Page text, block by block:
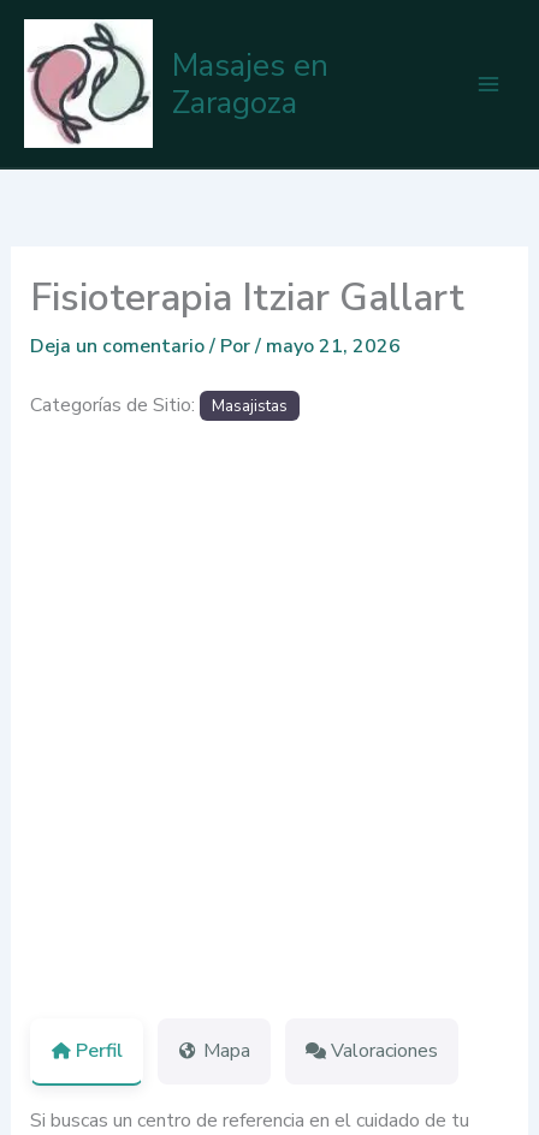
contenido
Masajes en
Zaragoza
Fisioterapia Itziar Gallart
Deja un comentario/ Por/ mayo 21, 2026
Categorías de Sitio: Masajistas
Perfil Mapa Valoraciones
Si buscas un centro de referencia en el cuidado de tu